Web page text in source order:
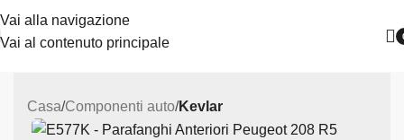
Vai alla navigazione
Vai al contenuto principale
Casa Componenti auto Kevlar